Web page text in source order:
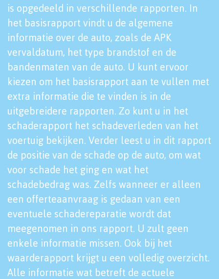
is opgedeeld in verschillende rapporten. In
het basisrapport vindt u de algemene
informatie over de auto, zoals de APK
vervaldatum, het type brandstof en de
bandenmaten van de auto. U kunt ervoor
kiezen om het basisrapport aan te vullen met
extra informatie die te vinden is in de
uitgebreidere rapporten. Zo kunt u in het
schaderapport het schadeverleden van het
voertuig bekijken. Verder leest u in dit rapport
de positie van de schade op de auto, om wat
voor schade het ging en wat het
schadebedrag was. Zelfs wanneer er alleen
een offerteaanvraag is gedaan van een
eventuele schadereparatie wordt dat
meegenomen in ons rapport. U zult geen
enkele informatie missen. Ook bij het
waarderapport krijgt u een volledig overzicht.
Alle informatie wat betreft de actuele